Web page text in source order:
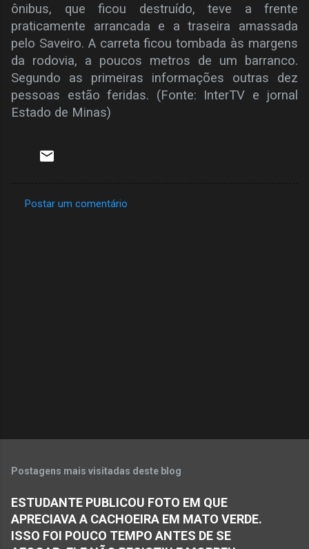
ônibus, que ficou destruído, teve a frente
praticamente arrancada e a traseira amassada
pelo Saveiro. A carreta ficou tombada às margens
da rodovia, a poucos metros de um barranco.
Segundo as primeiras informações outras dez
pessoas estão feridas. (Fonte: InterTV e jornal
Estado de Minas)
Postar um comentário
Postagens mais visitadas deste blog
ESTUDANTE PUBLICOU FOTO EM QUE
APRECIAVA A CACHOEIRA EM MATO VERDE.
ISSO FOI POUCO TEMPO ANTES DE SE